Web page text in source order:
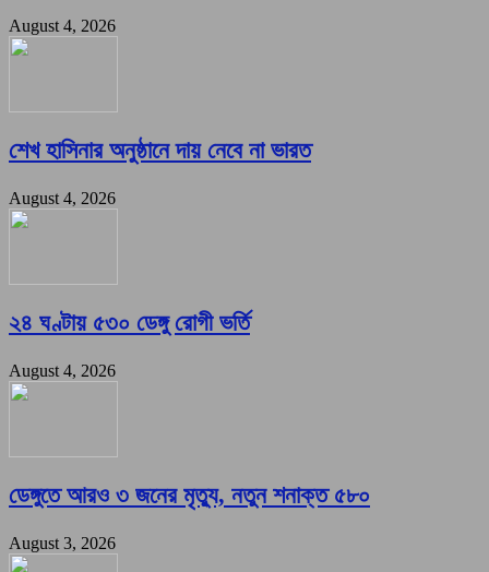
August 4, 2026
শেখ হাসিনার অনুষ্ঠানে দায় নেবে না ভারত
August 4, 2026
২৪ ঘণ্টায় ৫৩০ ডেঙ্গু রোগী ভর্তি
August 4, 2026
ডেঙ্গুতে আরও ৩ জনের মৃত্যু, নতুন শনাক্ত ৫৮০
August 3, 2026